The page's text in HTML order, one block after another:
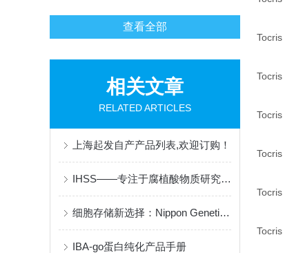
查看全部
相关文章
RELATED ARTICLES
上海起发自产产品列表,欢迎订购！
IHSS——专注于腐植酸物质研究组织
细胞存储新选择：Nippon Genetics Bambanker
IBA-go蛋白纯化产品手册
Tocris
Tocris
Tocris
Tocris
Tocris
Tocris